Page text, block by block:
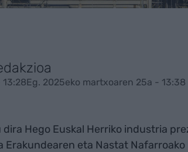
Eg. 2025eko martxoaren 25a - 13:38
Hego Euskal Herriko industria
Erakundearen eta Nastat